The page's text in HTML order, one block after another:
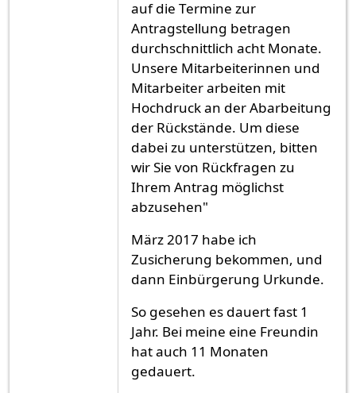
auf die Termine zur
Antragstellung betragen
durchschnittlich acht Monate.
Unsere Mitarbeiterinnen und
Mitarbeiter arbeiten mit
Hochdruck an der Abarbeitung
der Rückstände. Um diese
dabei zu unterstützen, bitten
wir Sie von Rückfragen zu
Ihrem Antrag möglichst
abzusehen"
März 2017 habe ich
Zusicherung bekommen, und
dann Einbürgerung Urkunde.
So gesehen es dauert fast 1
Jahr. Bei meine eine Freundin
hat auch 11 Monaten
gedauert.